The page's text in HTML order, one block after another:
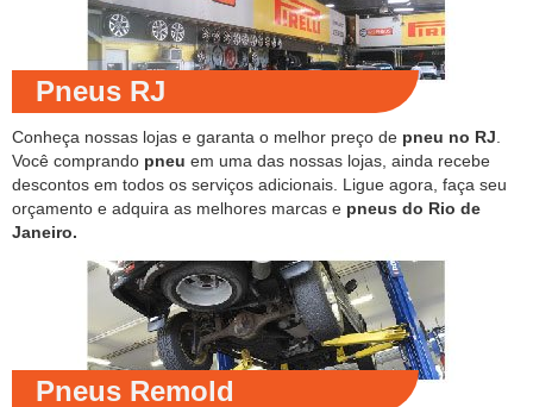
Pneus RJ
Conheça nossas lojas e garanta o melhor preço de pneu no RJ
Você comprando pneu em uma das nossas lojas, ainda recebe
descontos em todos os serviços adicionais. Ligue agora, faça seu
orçamento e adquira as melhores marcas e pneus do Rio de
Janeiro.
Pneus Remold